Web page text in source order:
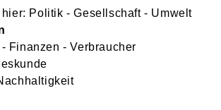
Politik - Gesellschaft - Umwelt
Finanzen - Verbraucher